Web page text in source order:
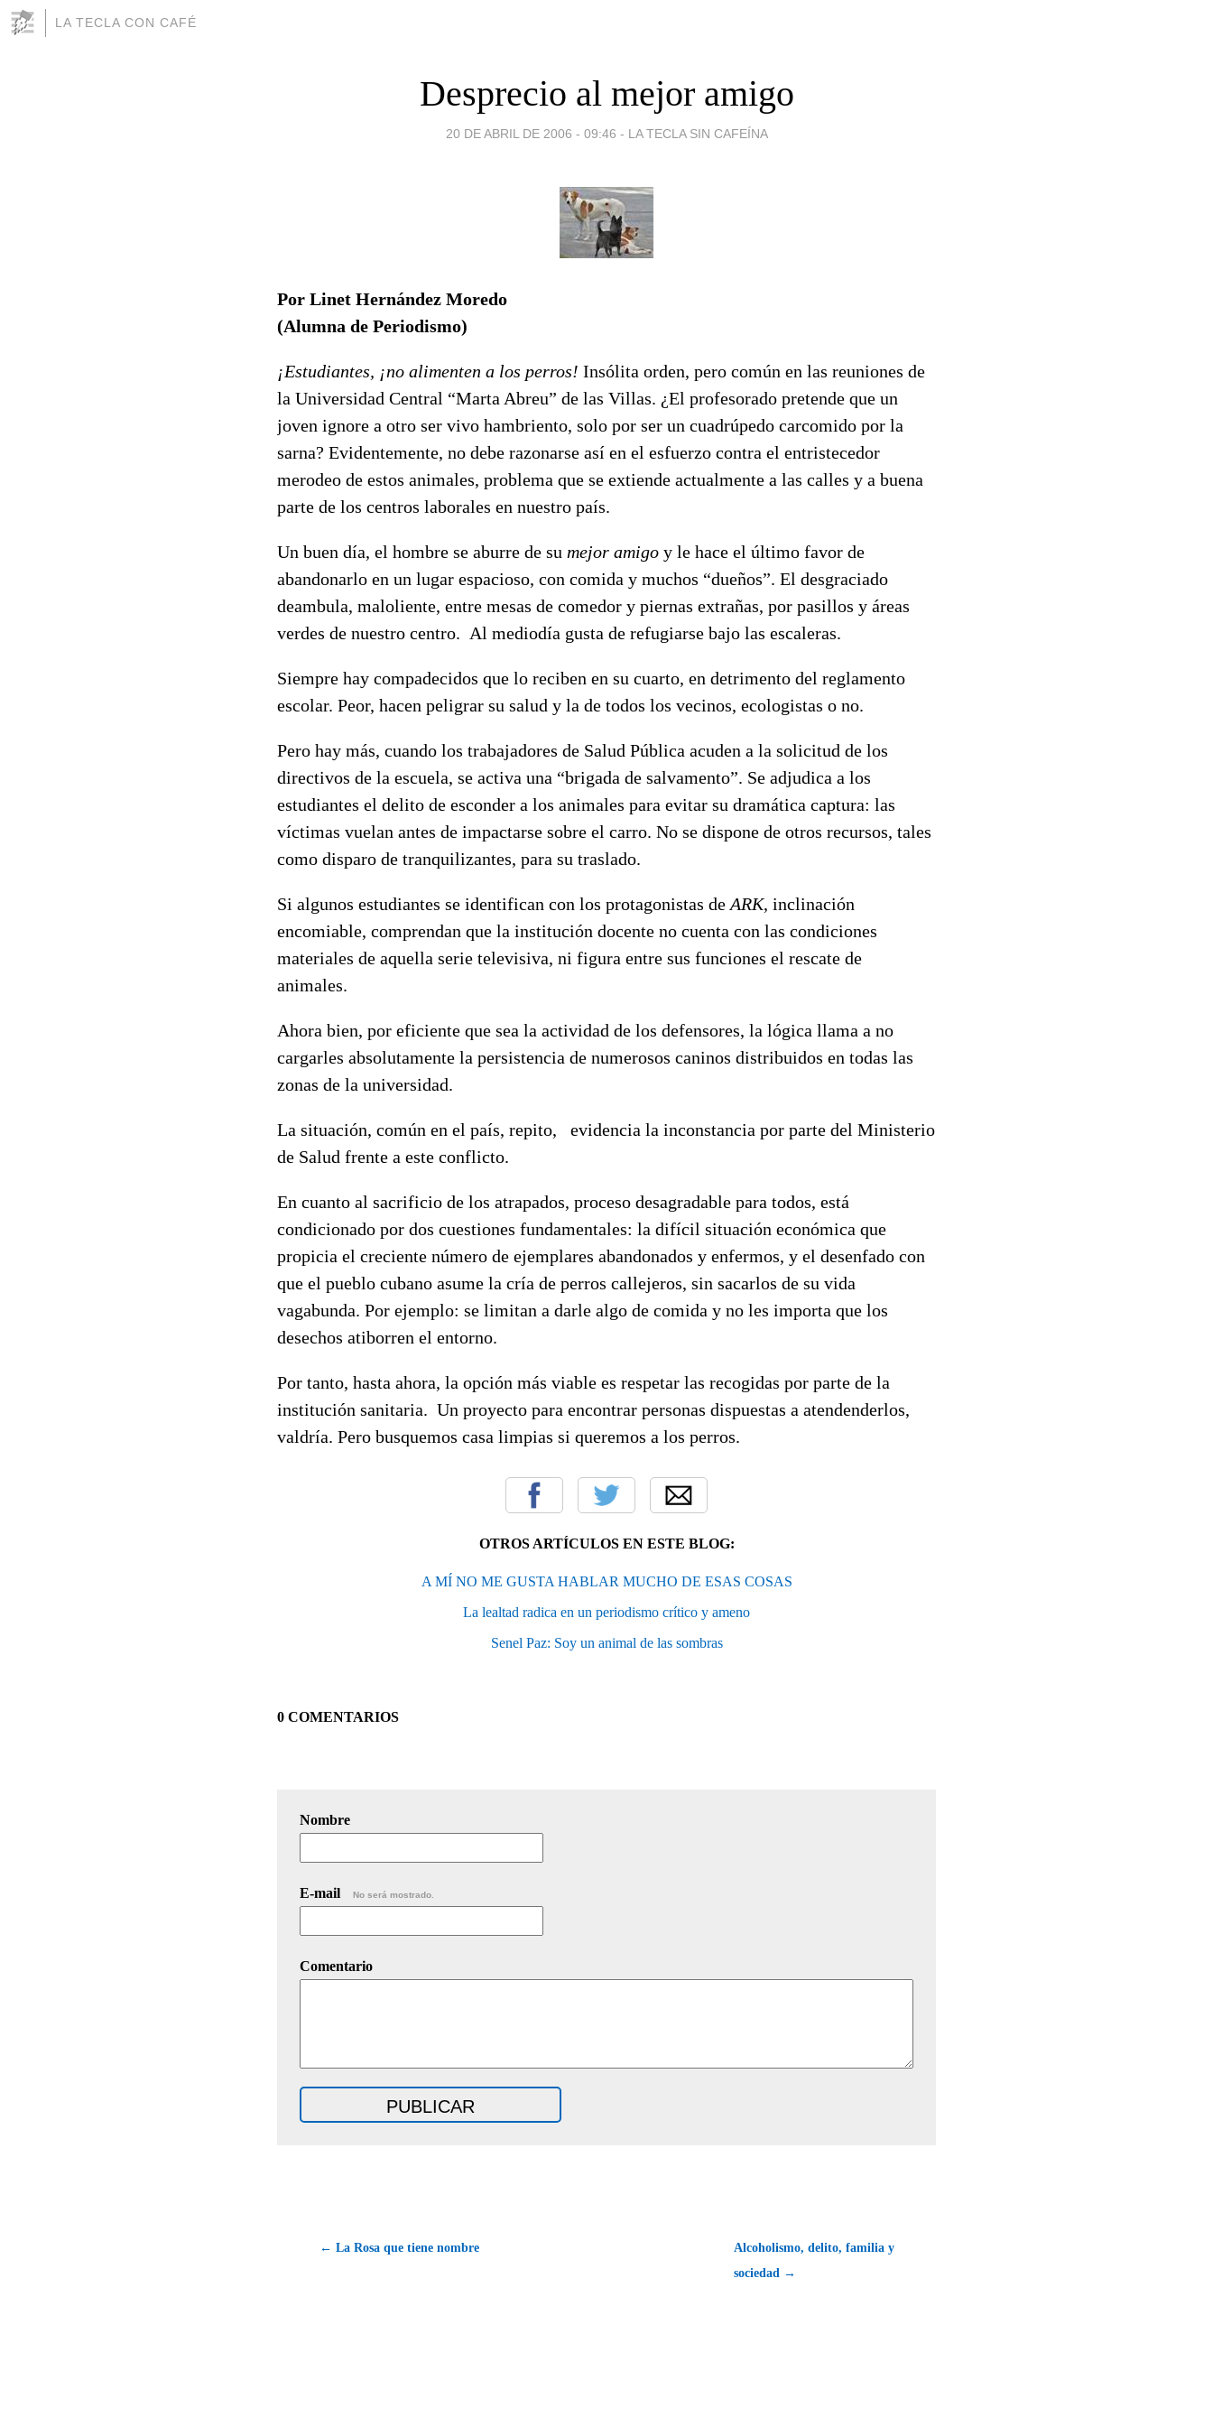
LA TECLA CON CAFÉ
Desprecio al mejor amigo
20 DE ABRIL DE 2006 - 09:46 - LA TECLA SIN CAFEÍNA
Por Linet Hernández Moredo
(Alumna de Periodismo)
¡Estudiantes, ¡no alimenten a los perros! Insólita orden, pero común en las reuniones de
la Universidad Central “Marta Abreu” de las Villas. ¿El profesorado pretende que un
joven ignore a otro ser vivo hambriento, solo por ser un cuadrúpedo carcomido por la
sarna? Evidentemente, no debe razonarse así en el esfuerzo contra el entristecedor
merodeo de estos animales, problema que se extiende actualmente a las calles y a buena
parte de los centros laborales en nuestro país.
Un buen día, el hombre se aburre de su mejor amigo y le hace el último favor de
abandonarlo en un lugar espacioso, con comida y muchos “dueños”. El desgraciado
deambula, maloliente, entre mesas de comedor y piernas extrañas, por pasillos y áreas
verdes de nuestro centro. Al mediodía gusta de refugiarse bajo las escaleras.
Siempre hay compadecidos que lo reciben en su cuarto, en detrimento del reglamento
escolar. Peor, hacen peligrar su salud y la de todos los vecinos, ecologistas o no.
Pero hay más, cuando los trabajadores de Salud Pública acuden a la solicitud de los
directivos de la escuela, se activa una “brigada de salvamento”. Se adjudica a los
estudiantes el delito de esconder a los animales para evitar su dramática captura: las
víctimas vuelan antes de impactarse sobre el carro. No se dispone de otros recursos, tales
como disparo de tranquilizantes, para su traslado.
Si algunos estudiantes se identifican con los protagonistas de ARK, inclinación
encomiable, comprendan que la institución docente no cuenta con las condiciones
materiales de aquella serie televisiva, ni figura entre sus funciones el rescate de
animales.
Ahora bien, por eficiente que sea la actividad de los defensores, la lógica llama a no
cargarles absolutamente la persistencia de numerosos caninos distribuidos en todas las
zonas de la universidad.
La situación, común en el país, repito,
evidencia la inconstancia por parte del Ministerio
de Salud frente a este conflicto.
En cuanto al sacrificio de los atrapados, proceso desagradable para todos, está
condicionado por dos cuestiones fundamentales: la difícil situación económica que
propicia el creciente número de ejemplares abandonados y enfermos, y el desenfado con
que el pueblo cubano asume la cría de perros callejeros, sin sacarlos de su vida
vagabunda. Por ejemplo: se limitan a darle algo de comida y no les importa que los
desechos atiborren el entorno.
Por tanto, hasta ahora, la opción más viable es respetar las recogidas por parte de la
institución sanitaria. Un proyecto para encontrar personas dispuestas a atendenderlos,
valdría. Pero busquemos casa limpias si queremos a los perros.
OTROS ARTÍCULOS EN ESTE BLOG:
A MÍ NO ME GUSTA HABLAR MUCHO DE ESAS COSAS
La lealtad radica en un periodismo crítico y ameno
Senel Paz: Soy un animal de las sombras
0 COMENTARIOS
Nombre
E-mail No será mostrado.
Comentario
← La Rosa que tiene nombre
Alcoholismo, delito, familia y
sociedad →